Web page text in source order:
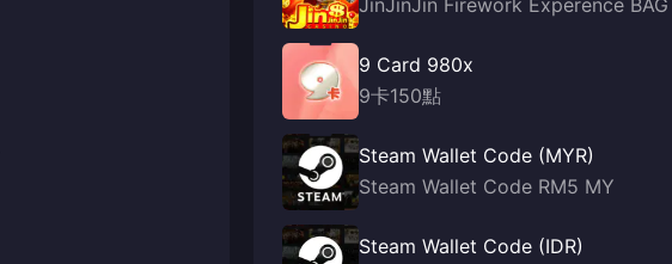
JinJinJin Firework Experence BAG
9 Card 980x
9卡150點
Steam Wallet Code (MYR)
Steam Wallet Code RM5 MY
Steam Wallet Code (IDR)